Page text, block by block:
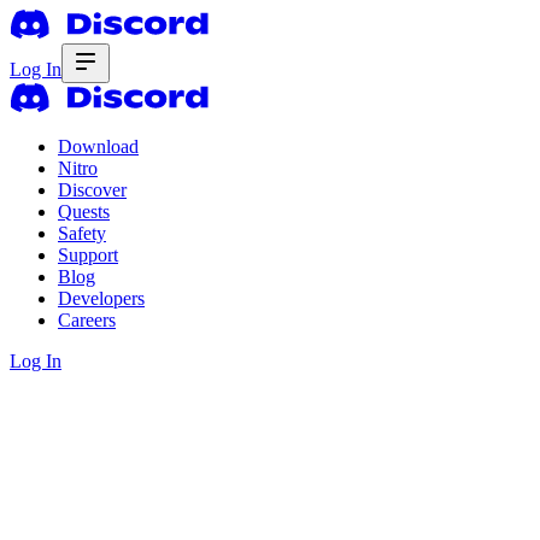
Log In
Download
Nitro
Discover
Quests
Safety
Support
Blog
Developers
Careers
Log In